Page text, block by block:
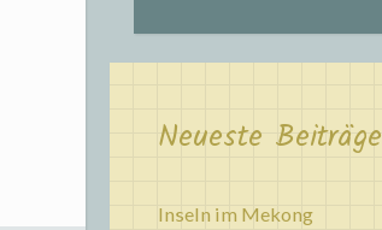
Neueste Beiträge
Inseln im Mekong